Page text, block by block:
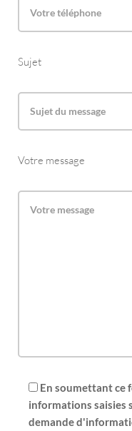
Sujet
Votre message
En soumettant ce
informations saisies
demande